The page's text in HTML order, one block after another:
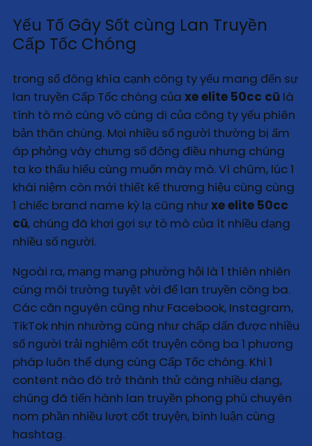
Yếu Tố Gây Sốt cùng Lan Truyền
Cấp Tốc Chóng
trong số đông khía cạnh công ty yếu mang đến sự
lan truyền Cấp Tốc chóng của xe elite 50cc cũ là
tính tò mò cùng vô cùng dị của công ty yếu phiên
bản thân chúng. Mọi nhiều số người thường bị ấm
áp phỏng vày chưng số đông điều nhưng chúng
ta ko thấu hiểu cùng muốn mày mò. Vì chũm, lúc 1
khái niệm còn mới thiết kế thương hiệu cùng cùng
1 chiếc brand name kỳ lạ cũng nhưxe elite 50cc
cũ, chúng đã khơi gợi sự tò mò của ít nhiều dạng
nhiều số người.
Ngoài ra, mạng mạng phường hội là 1 thiên nhiên
cùng môi trường tuyệt vời để lan truyền công ba.
Các căn nguyên cũng như Facebook, Instagram,
TikTok nhịn nhường cũng như chấp dấn được nhiều
số người trải nghiệm cốt truyện công ba 1 phương
pháp luôn thể dụng cùng Cấp Tốc chóng. Khi 1
content nào đó trở thành thử càng nhiều dạng,
chúng đã tiến hành lan truyền phong phú chuyên
nom phần nhiều lượt cốt truyện, bình luận cùng
hashtag.